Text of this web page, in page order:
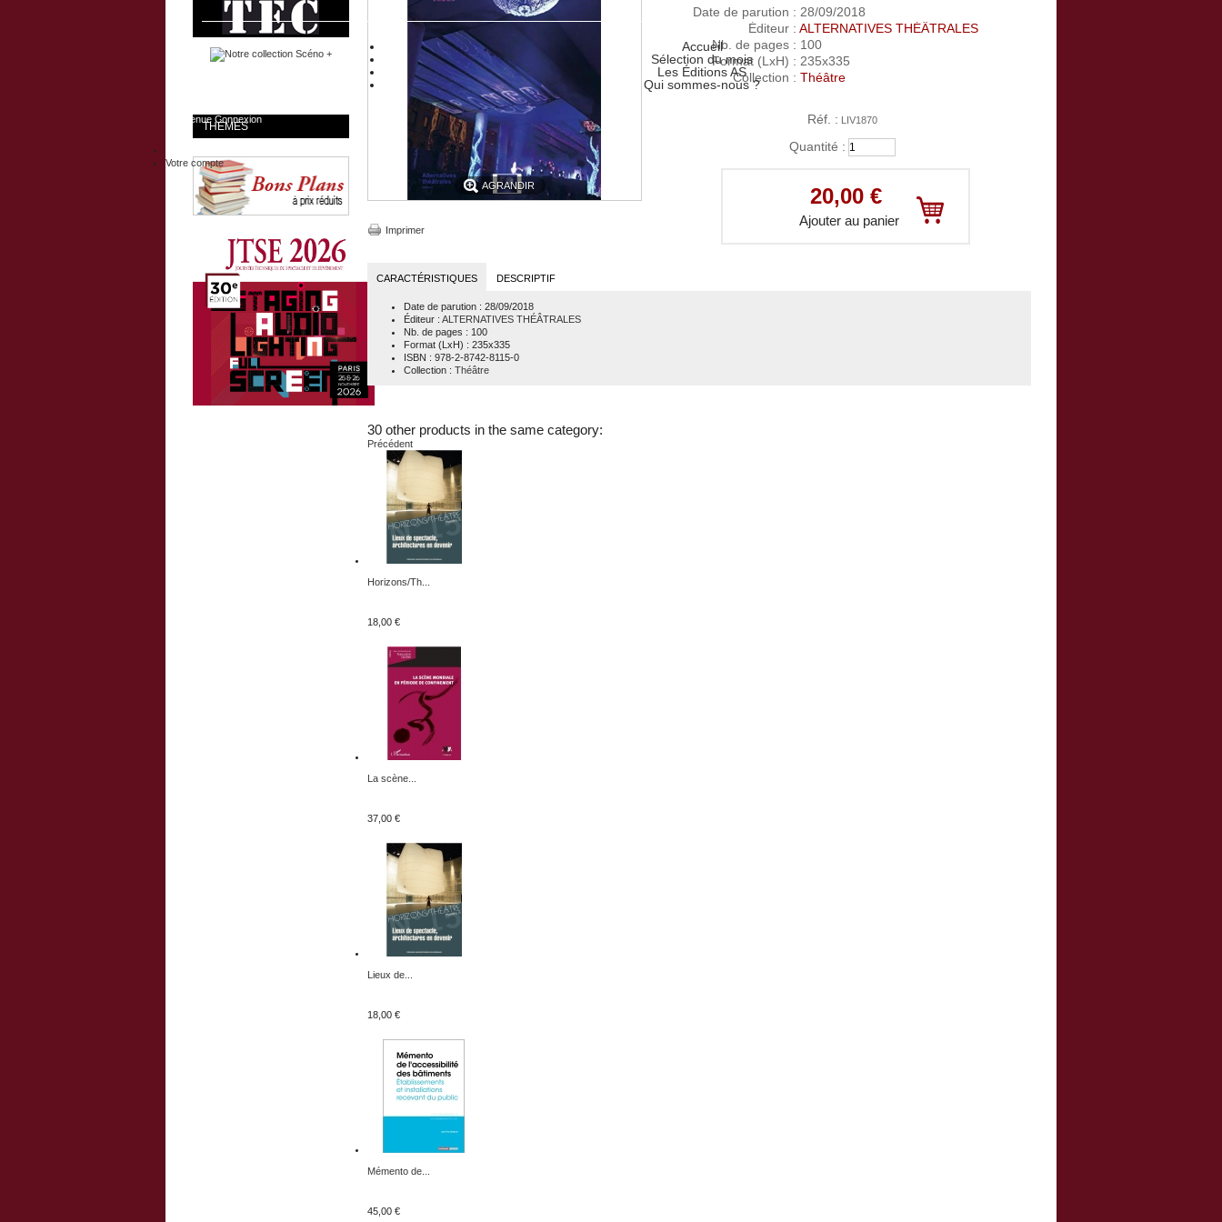
Accueil
Sélection du mois
Les Éditions AS
Qui sommes-nous ?
Bienvenue Connexion
Votre compte
THÈMES
AGRANDIR
Imprimer
Date de parution : 28/09/2018
Éditeur : ALTERNATIVES THÉÂTRALES
Nb. de pages : 100
Format (LxH) : 235x335
Collection : Théâtre
Réf. : LIV1870
Quantité :
20,00 €
CARACTÉRISTIQUES DESCRIPTIF
Date de parution : 28/09/2018
Éditeur : ALTERNATIVES THÉÂTRALES
Nb. de pages : 100
Format (LxH) : 235x335
ISBN : 978-2-8742-8115-0
Collection : Théâtre
30 other products in the same category:
Précédent
Horizons/Th...
18,00 €
La scène...
37,00 €
Lieux de...
18,00 €
Mémento de...
45,00 €